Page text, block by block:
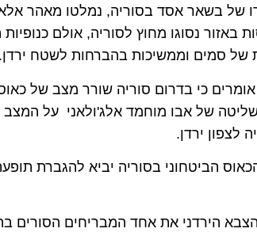
של בשאר אסד בסוריה, נמלטו מאהר
באזור נסוגו מחוץ לסוריה, אולם
של סמים וממשיכות בהברחות לשטח
אומרים כי בדרום סוריה שורר מצב של
של אבו מוחמד אלג'ולאני על
לצפון ירדן.
הביטחוני בסוריה יביא להגברת
הירדני את אחד המבריחים הסורים